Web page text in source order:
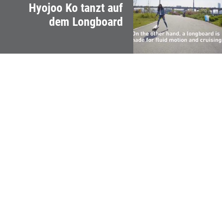
Hyojoo Ko tanzt auf
dem Longboard